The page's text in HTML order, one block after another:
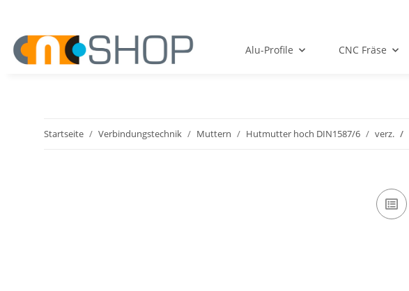
Alu-Profile CNC Fräse
Startseite Verbindungstechnik Muttern Hutmutter hoch DIN1587/6 verz.